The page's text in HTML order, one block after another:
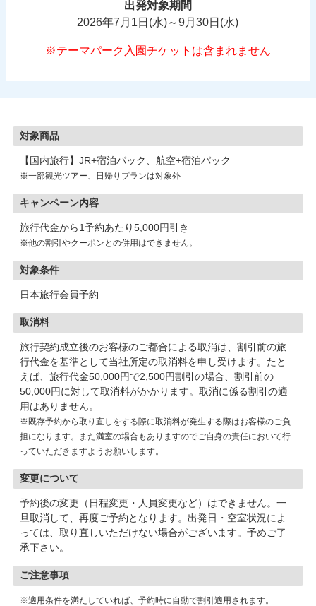
出発対象期間
2026年7月1日(水)～9月30日(水)
※テーマパーク入園チケットは含まれません
対象商品
【国内旅行】JR+宿泊パック、航空+宿泊パック
※一部観光ツアー、日帰りプランは対象外
キャンペーン内容
旅行代金から1予約あたり5,000円引き
※他の割引やクーポンとの併用はできません。
対象条件
日本旅行会員予約
取消料
旅行契約成立後のお客様のご都合による取消は、割引前の旅
行代金を基準として当社所定の取消料を申し受けます。たと
えば、旅行代金50,000円で2,500円割引の場合、割引前の
50,000円に対して取消料がかかります。取消に係る割引の適
用はありません。
※既存予約から取り直しをする際に取消料が発生する際はお客様のご負
担になります。また満室の場合もありますのでご自身の責任において行
っていただきますようお願いします。
変更について
予約後の変更（日程変更・人員変更など）はできません。一
旦取消して、再度ご予約となります。出発日・空室状況によ
っては、取り直しいただけない場合がございます。予めご了
承下さい。
ご注意事項
※適用条件を満たしていれば、予約時に自動で割引適用されます。